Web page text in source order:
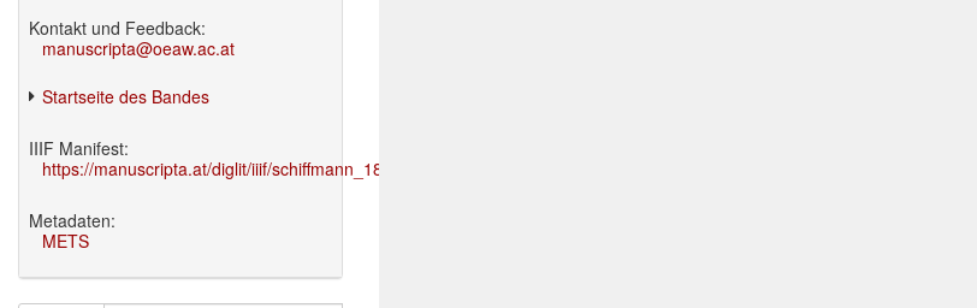
Kontakt und Feedback:
manuscripta@oeaw.ac.at
Startseite des Bandes
IIIF Manifest:
https://manuscripta.at/diglit/iiif/schiffmann_1895/manifest.json
Metadaten:
METS